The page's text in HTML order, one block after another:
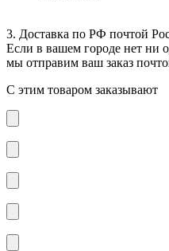
3. Доставка по РФ почтой
Если в вашем городе нет ни
мы отправим ваш заказ
С этим товаром заказывают